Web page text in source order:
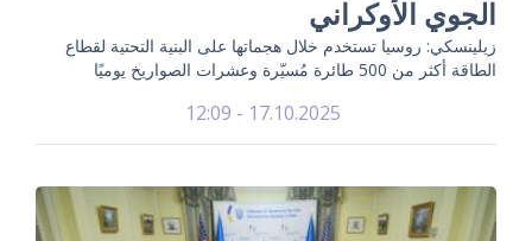
الجوي الأوكراني
زيلينسكي: روسيا تستخدم خلال هجماتها على البنية التحتية لقطاع
الطاقة أكثر من 500 طائرة مُسيّرة وعشرات الصواريخ يوميًا
17.10.2025 - 12:09